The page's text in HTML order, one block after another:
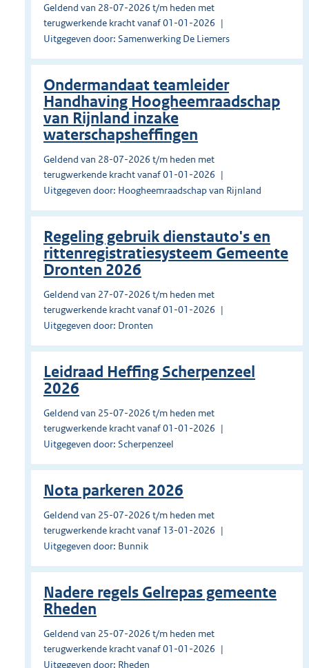
Geldend van 28-07-2026 t/m heden met
terugwerkende kracht vanaf 01-01-2026
Uitgegeven door: Samenwerking De Liemers
Ondermandaat teamleider
Handhaving Hoogheemraadschap
van Rijnland inzake
waterschapsheffingen
Geldend van 28-07-2026 t/m heden met
terugwerkende kracht vanaf 01-01-2026
Uitgegeven door: Hoogheemraadschap van Rijnland
Regeling gebruik dienstauto's en
rittenregistratiesysteem Gemeente
Dronten 2026
Geldend van 27-07-2026 t/m heden met
terugwerkende kracht vanaf 01-01-2026
Uitgegeven door: Dronten
Leidraad Heffing Scherpenzeel
2026
Geldend van 25-07-2026 t/m heden met
terugwerkende kracht vanaf 01-01-2026
Uitgegeven door: Scherpenzeel
Nota parkeren 2026
Geldend van 25-07-2026 t/m heden met
terugwerkende kracht vanaf 13-01-2026
Uitgegeven door: Bunnik
Nadere regels Gelrepas gemeente
Rheden
Geldend van 25-07-2026 t/m heden met
terugwerkende kracht vanaf 01-01-2026
Uitgegeven door: Rheden